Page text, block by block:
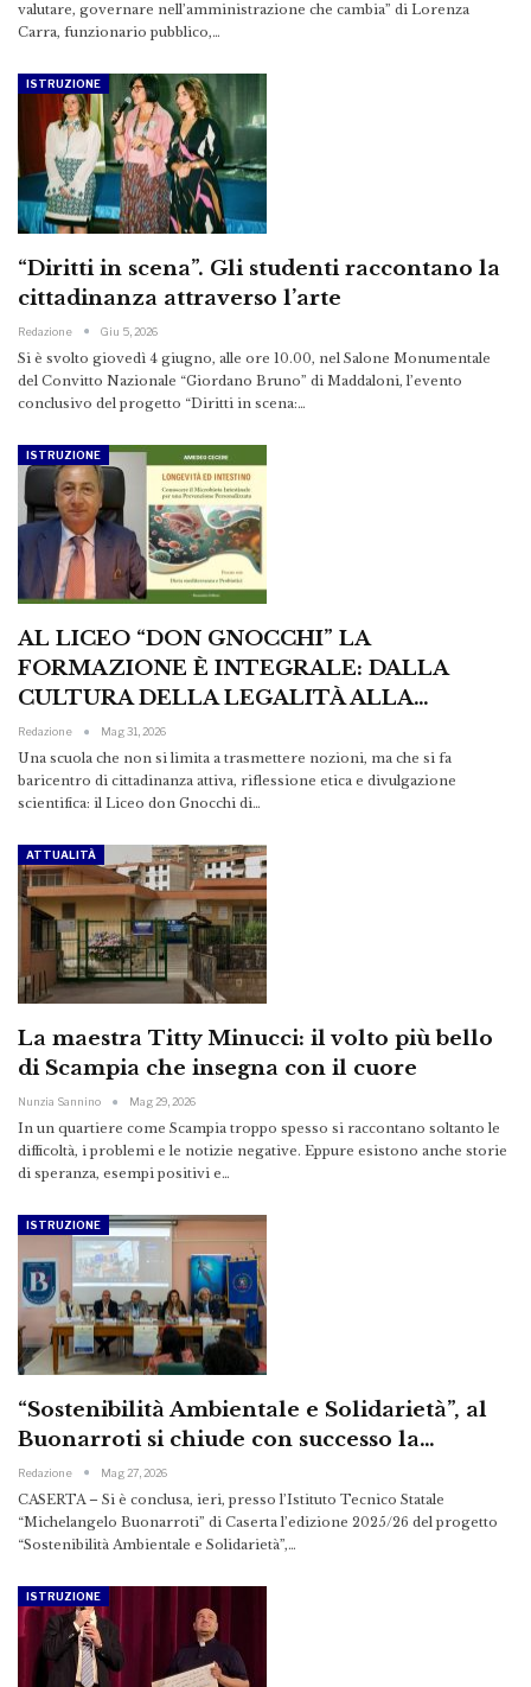
valutare, governare nell’amministrazione che cambia” di Lorenza
Carra, funzionario pubblico,…
ISTRUZIONE
“Diritti in scena”. Gli studenti raccontano la
cittadinanza attraverso l’arte
Redazione Giu 5, 2026
Si è svolto giovedì 4 giugno, alle ore 10.00, nel Salone Monumentale
del Convitto Nazionale “Giordano Bruno” di Maddaloni, l’evento
conclusivo del progetto “Diritti in scena:…
ISTRUZIONE
AL LICEO “DON GNOCCHI” LA
FORMAZIONE È INTEGRALE: DALLA
CULTURA DELLA LEGALITÀ ALLA…
Redazione Mag 31, 2026
Una scuola che non si limita a trasmettere nozioni, ma che si fa
baricentro di cittadinanza attiva, riflessione etica e divulgazione
scientifica: il Liceo don Gnocchi di…
ATTUALITÀ
La maestra Titty Minucci: il volto più bello
di Scampia che insegna con il cuore
Nunzia Sannino Mag 29, 2026
In un quartiere come Scampia troppo spesso si raccontano soltanto le
difficoltà, i problemi e le notizie negative. Eppure esistono anche storie
di speranza, esempi positivi e…
ISTRUZIONE
“Sostenibilità Ambientale e Solidarietà”, al
Buonarroti si chiude con successo la…
Redazione Mag 27, 2026
CASERTA – Si è conclusa, ieri, presso l’Istituto Tecnico Statale
“Michelangelo Buonarroti” di Caserta l’edizione 2025/26 del progetto
“Sostenibilità Ambientale e Solidarietà”,…
ISTRUZIONE